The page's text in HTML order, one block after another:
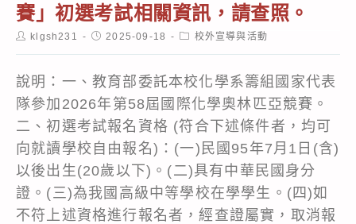
賽」初選考試相關資訊，請查照。
Postklgsh231
Post2025-09-18
Post校外宣導與活動
說明：一、教育部委託本校化學系籌組國家代表
隊參加2026年第58屆國際化學奧林匹亞競賽。
二、初選考試報名資格 (符合下述條件者，均可
向就讀學校自由報名)：(一)民國95年7月1日(含)
以後出生(20歲以下)。(二)具有中華民國身分
證。(三)為我國高級中等學校在學學生。(四)如
不符上述資格進行報名者，經查證屬實，取消報